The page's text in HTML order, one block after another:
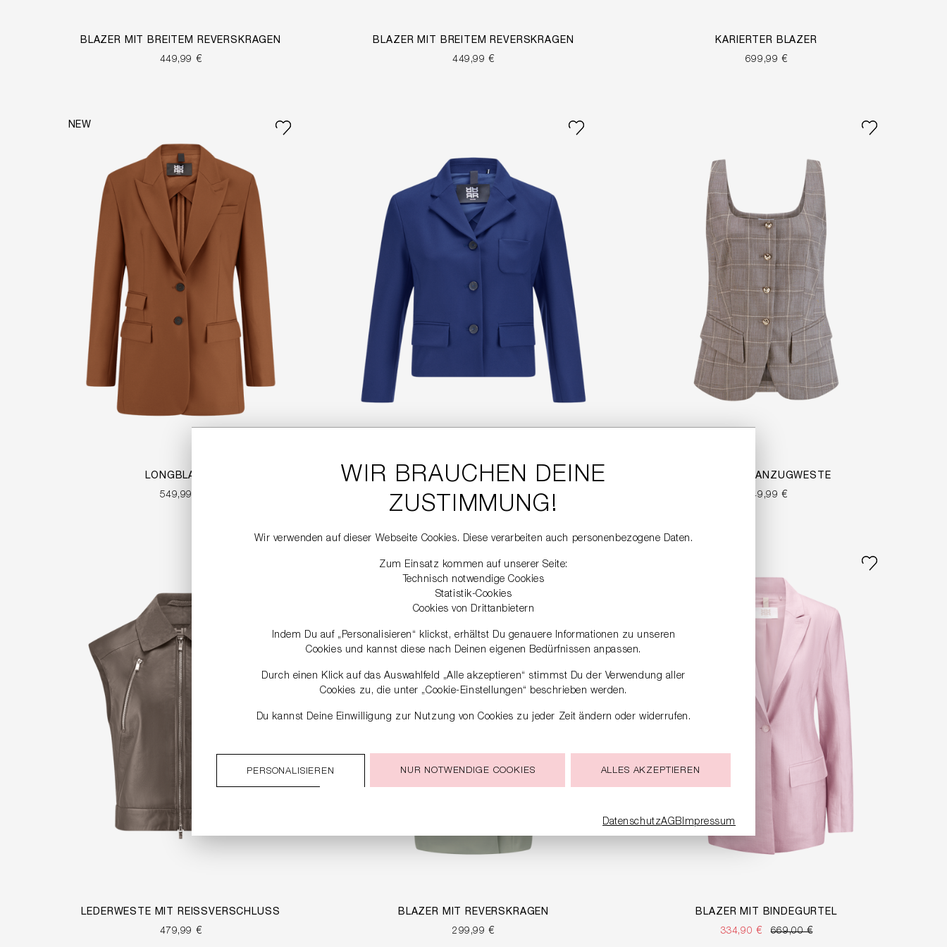
BLAZER MIT BREITEM REVERSKRAGEN
449,99 €
BLAZER MIT BREITEM REVERSKRAGEN
449,99 €
KARIERTER BLAZER
699,99 €
NEW
LONGBLAZER
549,99 €
CROPPED BLAZER
469,99 €
KARIERTE ANZUGWESTE
349,99 €
LEDERWESTE MIT REISSVERSCHLUSS
479,99 €
BLAZER MIT REVERSKRAGEN
299,99 €
BLAZER MIT BINDEGÜRTEL
334,90 €
669,00 €
WIR BRAUCHEN DEINE
ZUSTIMMUNG!
Wir verwenden auf dieser Webseite Cookies. Diese verarbeiten auch personenbezogene Daten.
Zum Einsatz kommen auf unserer Seite:
Technisch notwendige Cookies
Statistik-Cookies
Cookies von Drittanbietern
Indem Du auf „Personalisieren“ klickst, erhältst Du genauere Informationen zu unseren
Cookies und kannst diese nach Deinen eigenen Bedürfnissen anpassen.
Durch einen Klick auf das Auswahlfeld „Alle akzeptieren“ stimmst Du der Verwendung aller
Cookies zu, die unter „Cookie-Einstellungen“ beschrieben werden.
Du kannst Deine Einwilligung zur Nutzung von Cookies zu jeder Zeit ändern oder widerrufen.
PERSONALISIEREN NUR NOTWENDIGE COOKIES ALLES AKZEPTIEREN
DatenschutzAGBImpressum